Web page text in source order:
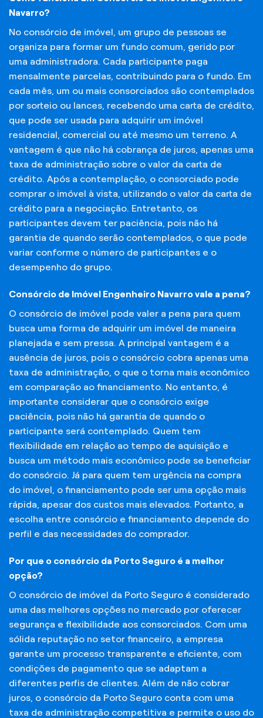
Navarro?
No consórcio de imóvel, um grupo de pessoas se
organiza para formar um fundo comum, gerido por
uma administradora. Cada participante paga
mensalmente parcelas, contribuindo para o fundo. Em
cada mês, um ou mais consorciados são contemplados
por sorteio ou lances, recebendo uma carta de crédito,
que pode ser usada para adquirir um imóvel
residencial, comercial ou até mesmo um terreno. A
vantagem é que não há cobrança de juros, apenas uma
taxa de administração sobre o valor da carta de
crédito. Após a contemplação, o consorciado pode
comprar o imóvel à vista, utilizando o valor da carta de
crédito para a negociação. Entretanto, os
participantes devem ter paciência, pois não há
garantia de quando serão contemplados, o que pode
variar conforme o número de participantes e o
desempenho do grupo.
Consórcio de Imóvel Engenheiro Navarro vale a pena?
O consórcio de imóvel pode valer a pena para quem
busca uma forma de adquirir um imóvel de maneira
planejada e sem pressa. A principal vantagem é a
ausência de juros, pois o consórcio cobra apenas uma
taxa de administração, o que o torna mais econômico
em comparação ao financiamento. No entanto, é
importante considerar que o consórcio exige
paciência, pois não há garantia de quando o
participante será contemplado. Quem tem
flexibilidade em relação ao tempo de aquisição e
busca um método mais econômico pode se beneficiar
do consórcio. Já para quem tem urgência na compra
do imóvel, o financiamento pode ser uma opção mais
rápida, apesar dos custos mais elevados. Portanto, a
escolha entre consórcio e financiamento depende do
perfil e das necessidades do comprador.
Por que o consórcio da Porto Seguro é a melhor
opção?
O consórcio de imóvel da Porto Seguro é considerado
uma das melhores opções no mercado por oferecer
segurança e flexibilidade aos consorciados. Com uma
sólida reputação no setor financeiro, a empresa
garante um processo transparente e eficiente, com
condições de pagamento que se adaptam a
diferentes perfis de clientes. Além de não cobrar
juros, o consórcio da Porto Seguro conta com uma
taxa de administração competitiva e permite o uso do